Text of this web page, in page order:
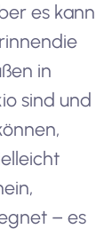
es kann
die
in
sind und
– es